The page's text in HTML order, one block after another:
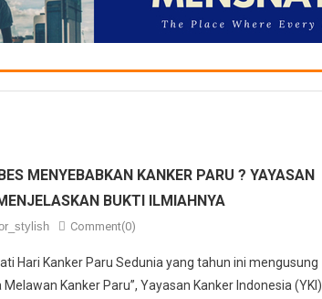
MENYEBABKAN KANKER PARU ? YAYASAN
BUKTI ILMIAHNYA
Comment(0)
Hari Kanker Paru Sedunia yang tahun ini mengusung
Kanker Paru”, Yayasan Kanker Indonesia (YKI)